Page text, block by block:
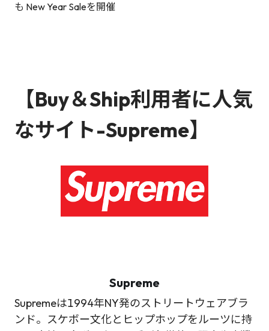
も New Year Saleを開催
【Buy＆Ship利用者に人気
なサイト-Supreme】
Supreme
Supremeは1994年NY発のストリートウェアブラ
ンド。スケボー文化とヒップホップをルーツに持